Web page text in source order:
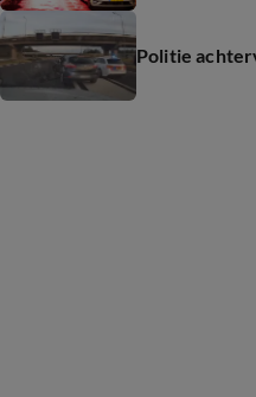
Politie